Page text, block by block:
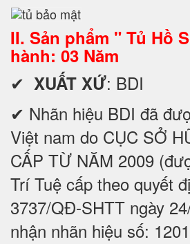
II. Sản phẩm " Tủ Hồ
hành: 03 Năm
✔ XUẤT XỨ: BDI
✔ Nhãn hiệu BDI đã
Việt nam do CỤC SỞ
CẤP TỪ NĂM 2009
Trí Tuệ cấp theo quyết
3737/QĐ-SHTT ngày
nhận nhãn hiệu số: